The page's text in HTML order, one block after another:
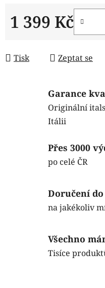
1 399 Kč
Tisk Zeptat se
Garance
Originální
Itálii
Přes 3000
po celé ČR
Doručení
na jakékoliv
Všechno
Tisíce